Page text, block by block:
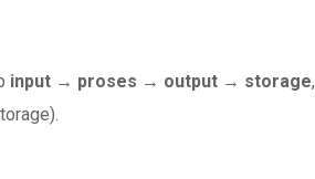
input → proses → output → storage,